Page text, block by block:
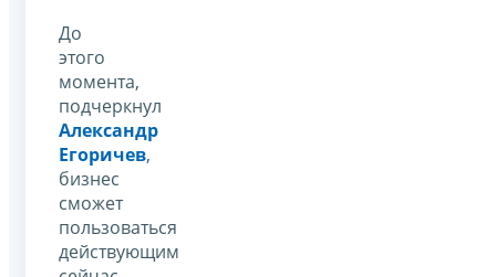
До
этого
момента,
подчеркнул
Александр
Егоричев,
бизнес
сможет
пользоваться
действующим